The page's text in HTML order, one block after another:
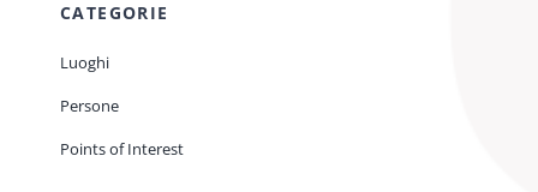
CATEGORIE
Luoghi
Persone
Points of Interest